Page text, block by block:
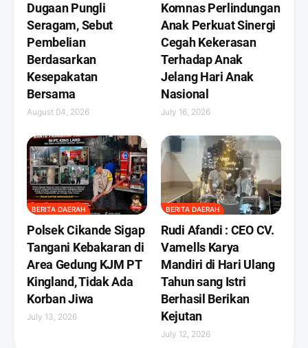
Dugaan Pungli
Seragam, Sebut
Pembelian
Berdasarkan
Kesepakatan
Bersama
August 04, 2026
Komnas Perlindungan
Anak Perkuat Sinergi
Cegah Kekerasan
Terhadap Anak
Jelang Hari Anak
Nasional
July 16, 2026
BERITA DAERAH
Polsek Cikande Sigap
Tangani Kebakaran di
Area Gedung KJM PT
Kingland, Tidak Ada
Korban Jiwa
July 13, 2026
BERITA DAERAH
Rudi Afandi : CEO CV.
Vamells Karya
Mandiri di Hari Ulang
Tahun sang Istri
Berhasil Berikan
Kejutan ‎
July 12, 2026